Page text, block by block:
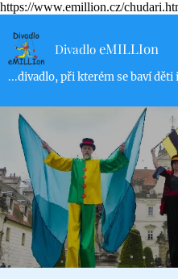
https://www.emillion.cz/
Divadlo eMILLIon
...divadlo, při kterém se baví děti